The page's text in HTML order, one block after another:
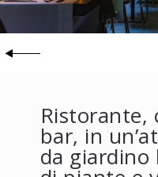
Ristorante,
bar, in
da